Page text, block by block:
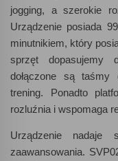
jogging, a szerokie
Urządzenie posiada
minutnikiem, który
sprzęt dopasujemy
dołączone są taśmy
trening. Ponadto
rozluźnia i wspomaga
Urządzenie
zaawansowania.